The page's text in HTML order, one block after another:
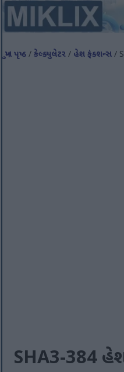
મુખ પૃષ્ઠ /કેલ્ક્યુલેટર / હેશ ફંક્શન્સ /
SHA3-384 હેશ